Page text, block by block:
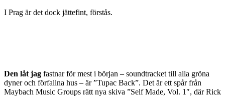
I Prag är det dock jättefint, förstås.
Den låt jag fastnar för mest i början – soundtracket till alla gröna
dyner och förfallna hus – är ”Tupac Back”. Det är ett spår från
Maybach Music Groups rätt nya skiva ”Self Made, Vol. 1″, där Rick